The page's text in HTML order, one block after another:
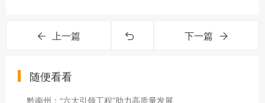
上一篇 下一篇
随便看看
黔南州：“六大引领工程”助力高质量发展